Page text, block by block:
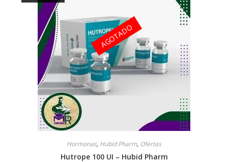
Hormonas, Hubid Pharm, Ofertas
Hutrope 100 UI – Hubid Pharm
AGOTADO